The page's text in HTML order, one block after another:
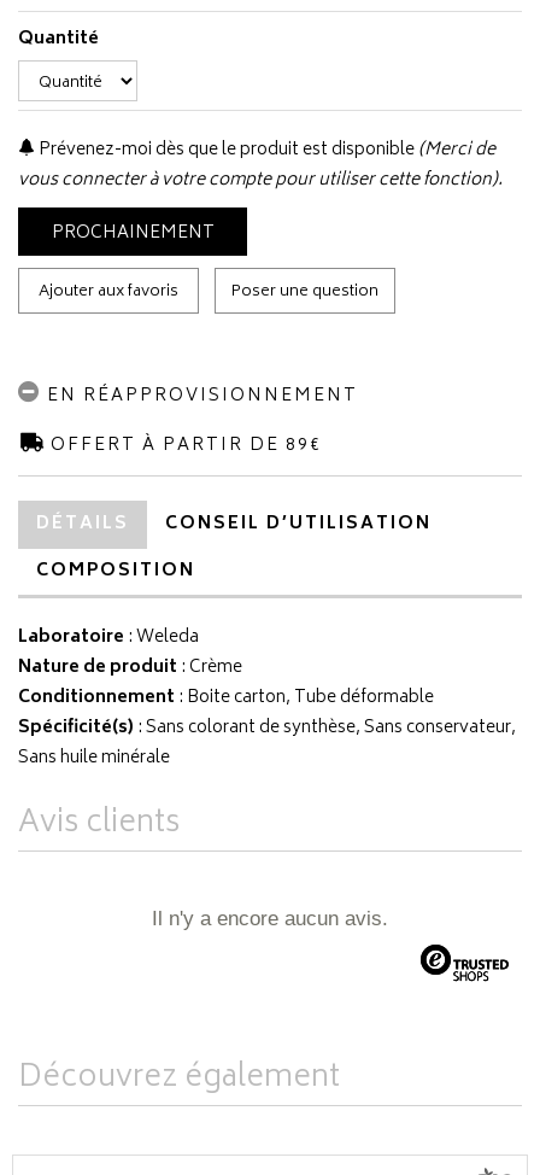
Quantité
Prévenez-moi dès que le produit est disponible(Merci de
vous connecter à votre compte pour utiliser cette fonction).
PROCHAINEMENT
Ajouter aux favoris Poser une question
EN RÉAPPROVISIONNEMENT
OFFERT À PARTIR DE 89€
DÉTAILS
CONSEIL D’UTILISATION
COMPOSITION
Laboratoire :Weleda
Nature de produit : Crème
Conditionnement : Boite carton, Tube déformable
Spécificité(s) : Sans colorant de synthèse, Sans conservateur,
Sans huile minérale
Avis clients
Il n'y a encore aucun avis.
Découvrez également